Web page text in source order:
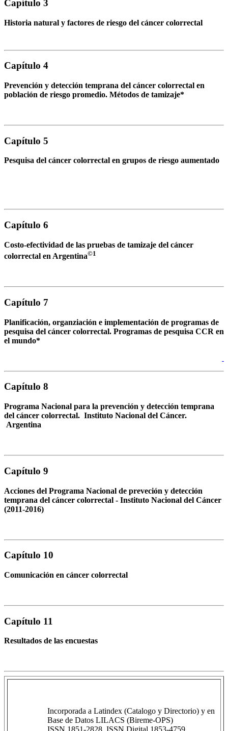
Capítulo 3
Historia natural y factores de riesgo del cáncer colorrectal
Capítulo 4
Prevención y detección temprana del cáncer colorrectal en
población de riesgo promedio. Métodos de tamizaje*
Capítulo 5
Pesquisa del cáncer colorrectal en grupos de riesgo aumentado
Capítulo 6
Costo-efectividad de las pruebas de tamizaje del cáncer
colorrectal en Argentina©1
Capítulo 7
Planificación, organziación e implementación de programas de
pesquisa del cáncer colorrectal. Programas de pesquisa CCR en
el mundo*
Capítulo 8
Programa Nacional para la prevención y detección temprana
del cáncer colorrectal. Instituto Nacional del Cáncer.
Argentina
Capítulo 9
Acciones del Programa Nacional de preveción y detección
temprana del cáncer colorrectal - Instituto Nacional del Cáncer
(2011-2016)
Capítulo 10
Comunicación en cáncer colorrectal
Capítulo 11
Resultados de las encuestas
Incorporada a Latindex (Catalogo y Directorio) y en
Base de Datos LILACS (Bireme-OPS)